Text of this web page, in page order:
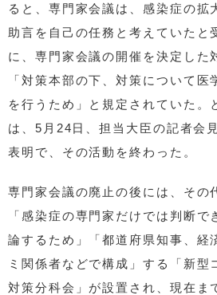
ると、専門家会議は、感染症の拡
助言を自己の任務と考えていたと
に、専門家会議の開催を決定した
「対策本部の下、対策について
を行うため」と規定されていた。
は、5月24日、担当大臣の記者会
表明で、その活動を終わった。
専門家会議の廃止の後には、その
「感染症の専門家だけでは判断で
論するため」「都道府県知事、経
ミ関係者などで構成」する「新型
対策分科会」が設置され、現在ま